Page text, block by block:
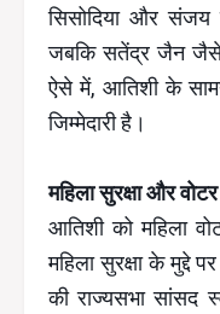
सिसोदिया और
जबकि सतेंद्र जैन
ऐसे में, आतिशी के
जिम्मेदारी है।
महिला सुरक्षा और
आतिशी को महिला
महिला सुरक्षा के मुद्दे
की राज्यसभा सांसद